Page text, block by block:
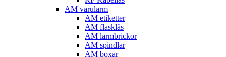
AM varularm
AM etiketter
AM flasklås
AM larmbrickor
AM spindlar
AM boxar